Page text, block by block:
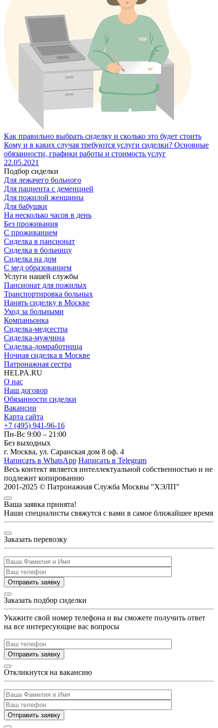
Как правильно выбрать сиделку и сколько это будет стоить
Кому и в каких случая требуются услуги сиделки? Основные
обязанности, графики работы и стоимость услуг
22.05.2021
Подбор сиделки
Для лежачего больного
Для пациента с деменцией
Для пожилой женщины
Для бабушки
На несколько часов в день
Без проживания
С проживанием
Сиделка в пансионат
Сиделка в больницу
Сиделка на дом
С мед образованием
Услуги нашей службы
Пансионат для пожилых
Транспортировка больных
Нанять сиделку в Москве
Уход за больными
Компаньонка
Сиделка-медсестра
Сиделка-мужчина
Сиделка-домработница
Ночная сиделка в Москве
Патронажная сестра
HELPA.RU
О нас
Наш договор
Обязанности сиделки
Вакансии
Карта сайта
+7 (495) 941-96-16
Пн-Вс 9:00 – 21:00
Без выходных
г. Москва, ул. Саранская дом 8 оф. 4
Написать в WhatsApp Написать в Telegram
Весь контект является интеллектуальной собственностью и не
подлежит копированию
2001-2025 © Патронажная Служба Москвы "ХЭЛП"
Ваша заявка принята!
Наши специалисты свяжутся с вами в самое ближайшее время
Заказать перевозку
Отправить заявку
Заказать подбор сиделки
Укажите свой номер телефона и вы сможете получить ответ
на все интересующие вас вопросы
Отправить заявку
Откликнутся на вакансию
Отправить заявку